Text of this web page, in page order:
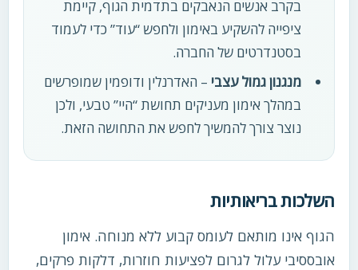
בקרב אנשים הנאבקים בתדמית הגוף, קיימת
ציפייה להשקיע באימון ולחפש “עוד” כדי לעמוד
בסטנדרטים של החברה.
מנגנון גמול עצבי – האדרנלין ודופמין שמופרשים
במהלך אימון מעניקים תחושת “היי” טבעי, ולכן
נוצר צורך להמשיך לחפש את התחושה הזאת.
השלכות בריאותיות
הגוף אינו מותאם לעומס קבוע ללא מנוחה. אימון
אובססיבי עלול לגרום לפציעות חוזרות, דלקות פרקים,